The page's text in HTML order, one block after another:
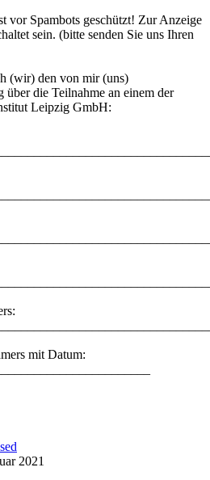
vor Spambots geschützt! Zur Anzeige
sein. (bitte senden Sie uns Ihren
(wir) den von mir (uns)
über die Teilnahme an einem der
Leipzig GmbH:
mit Datum:
2021